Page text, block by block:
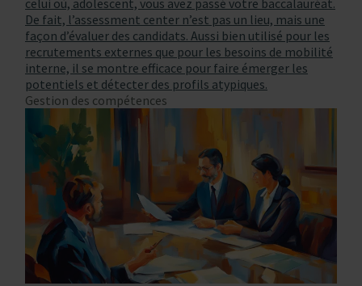
celui où, adolescent, vous avez passé votre baccalauréat.
De fait, l’assessment center n’est pas un lieu, mais une
façon d’évaluer des candidats. Aussi bien utilisé pour les
recrutements externes que pour les besoins de mobilité
interne, il se montre efficace pour faire émerger les
potentiels et détecter des profils atypiques.
Gestion des compétences